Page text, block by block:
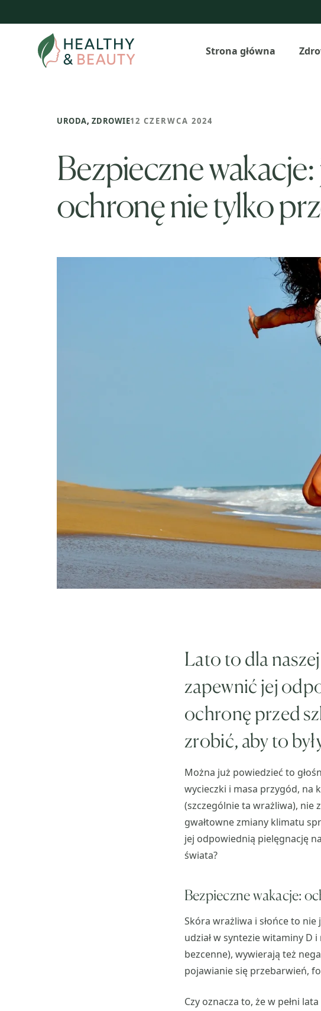
do
Strona główna
URODA, ZDROWIE12 CZERWCA 2024
Bezpieczne
ochronę nie tylko
Lato to dla
zapewnić jej
ochronę przed
zrobić, aby to
Można już powiedzieć to
wycieczki i masa przygód, na
(szczególnie ta wrażliwa), nie
gwałtowne zmiany klimatu
jej odpowiednią pielęgnację
świata?
Bezpieczne wakacje:
Skóra wrażliwa i słońce to
udział w syntezie witaminy D
bezcenne), wywierają też
pojawianie się przebarwień,
Czy oznacza to, że w pełni